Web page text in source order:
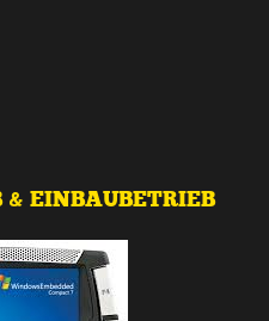
EINBAUBETRIEB